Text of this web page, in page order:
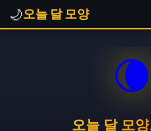
🌙오늘 달 모양
🌘
오늘 달 모양